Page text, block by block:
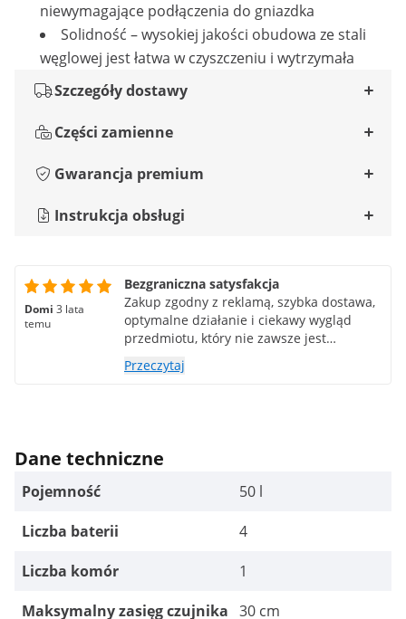
niewymagające podłączenia do gniazdka
Solidność – wysokiej jakości obudowa ze stali
węglowej jest łatwa w czyszczeniu i wytrzymała
Szczegóły dostawy
Części zamienne
Gwarancja premium
Instrukcja obsługi
Domi 3 lata
temu
Bezgraniczna satysfakcja
Zakup zgodny z reklamą, szybka dostawa,
optymalne działanie i ciekawy wygląd
przedmiotu, który nie zawsze jest
ulubieńcem kuchni. Osobiście polecam;
Bardzo dobry stosunek jakości do ceny.
Przeczytaj
Dane techniczne
Pojemność
50 l
Liczba baterii
4
Liczba komór
1
Maksymalny zasięg czujnika 30 cm